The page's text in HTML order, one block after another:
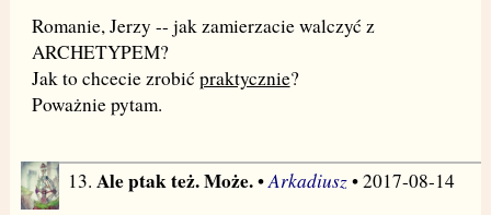
Romanie, Jerzy -- jak zamierzacie walczyć z
ARCHETYPEM?
Jak to chcecie zrobić praktycznie?
Poważnie pytam.
13. Ale ptak też. Może.•Arkadiusz• 2017-08-14